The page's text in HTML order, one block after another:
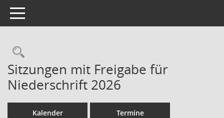
Toggle navigation
Rechercheauswahl
Sitzungen mit Freigabe für
Niederschrift 2026
Kalender Termine